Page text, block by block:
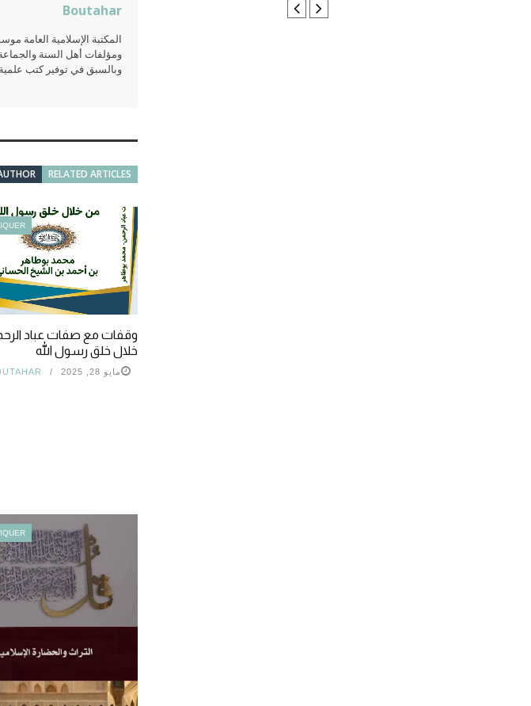
Boutahar
المكتبة الإسلامية العامة
ومؤلفات أهل السنة
وبالسبق في توفير كتب علمية
RELATED ARTICLES
وقفات مع صفات عباد
خلال خلق رسول الله
مايو 28, 2025